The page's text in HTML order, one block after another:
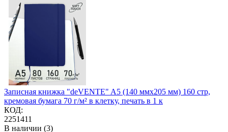
Записная книжка "deVENTE" A5 (140 ммx205 мм) 160 стр,
кремовая бумага 70 г/м² в клетку, печать в 1 к
КОД:
2251411
В наличии (3)